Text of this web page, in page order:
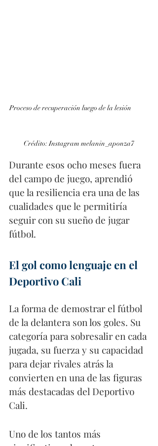
Proceso de recuperación luego de la lesión
Crédito: Instagram melanin_aponza7
Durante esos ocho meses fuera
del campo de juego, aprendió
que la resiliencia era una de las
cualidades que le permitiría
seguir con su sueño de jugar
fútbol.
El gol como lenguaje en el
Deportivo Cali
La forma de demostrar el fútbol
de la delantera son los goles. Su
categoría para sobresalir en cada
jugada, su fuerza y su capacidad
para dejar rivales atrás la
convierten en una de las figuras
más destacadas del Deportivo
Cali.
Uno de los tantos más